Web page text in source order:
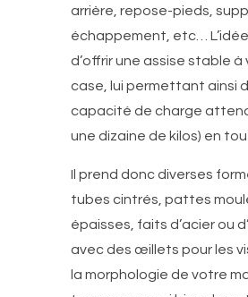
arrière, repose-pieds,
échappement, etc…
d’offrir une assise stable
case, lui permettant ainsi
capacité de charge
une dizaine de kilos) en
Il prend donc diverses
tubes cintrés, pattes
épaisses, faits d’acier ou
avec des œillets pour les
la morphologie de votre